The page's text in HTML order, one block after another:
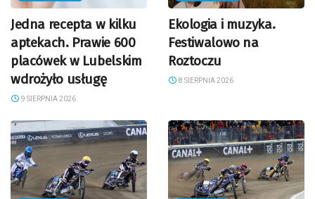
Jedna recepta w kilku
aptekach. Prawie 600
placówek w Lubelskim
wdrożyło usługę
9 SIERPNIA 2026
Ekologia i muzyka.
Festiwalowo na
Roztoczu
8 SIERPNIA 2026